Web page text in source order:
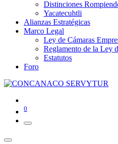
Distinciones
Yacatecuhtli
Alianzas Estratégicas
Marco Legal
Ley de Cámaras
Reglamento de la Ley
Estatutos
Foro
0